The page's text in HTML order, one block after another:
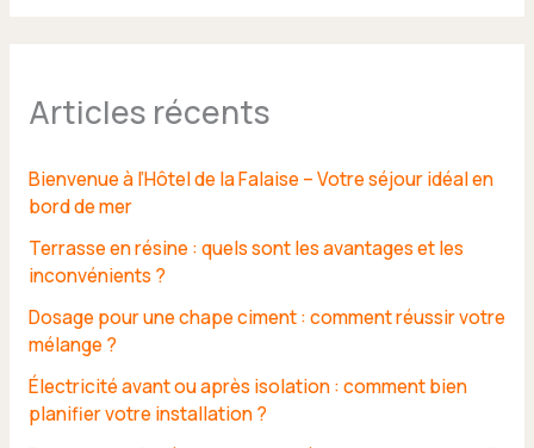
Articles récents
Bienvenue à l’Hôtel de la Falaise – Votre séjour idéal en
bord de mer
Terrasse en résine : quels sont les avantages et les
inconvénients ?
Dosage pour une chape ciment : comment réussir votre
mélange ?
Électricité avant ou après isolation : comment bien
planifier votre installation ?